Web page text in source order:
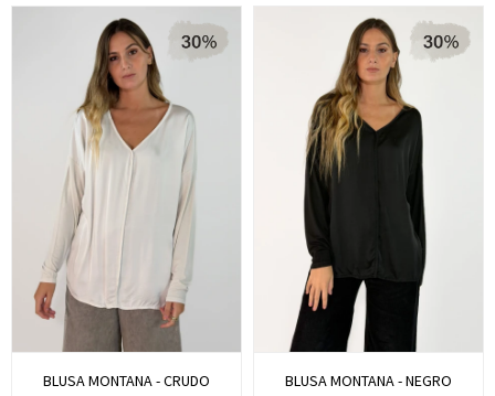
BLUSA MONTANA - CRUDO BLUSA MONTANA - NEGRO